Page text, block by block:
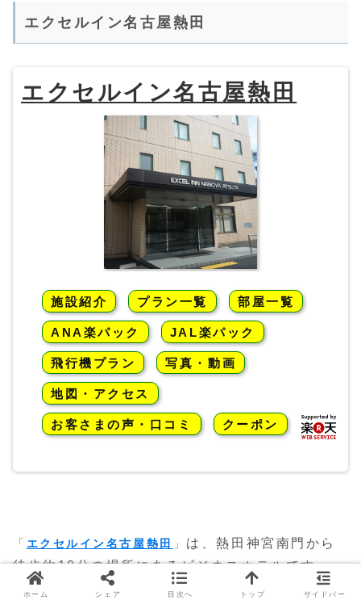
エクセルイン名古屋熱田
エクセルイン名古屋熱田
施設紹介 プラン一覧 部屋一覧
ANA楽パック JAL楽パック
飛行機プラン 写真・動画
地図・アクセス
お客さまの声・口コミ クーポン
「 エクセルイン名古屋熱田 」 は、熱田神宮南門から
徒歩約10分の場所にあるビジネスホテルです。
ホーム シェア 目次へ トップ サイドバー